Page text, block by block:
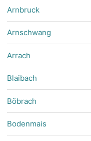
Arnbruck
Arnschwang
Arrach
Blaibach
Böbrach
Bodenmais